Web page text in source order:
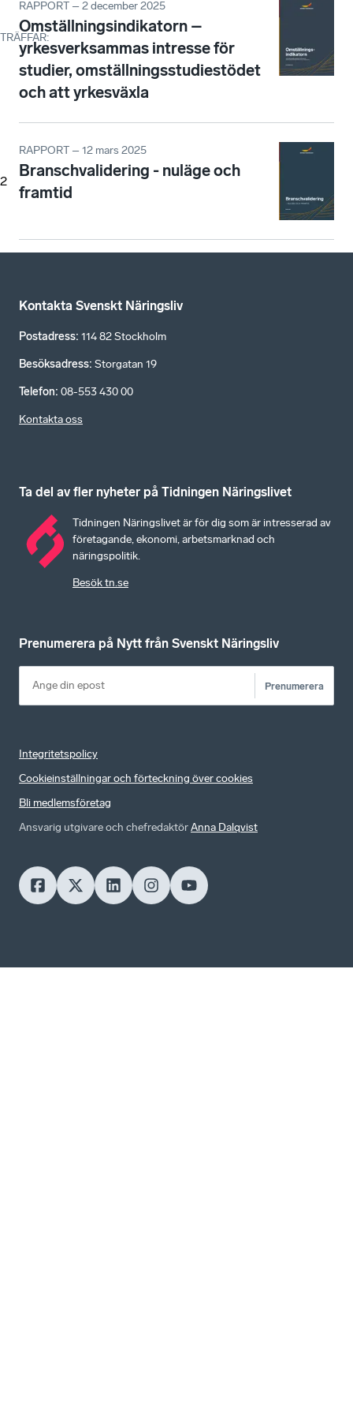
TRÄFFAR:
2
RAPPORT – 2 december 2025
Omställningsindikatorn –
yrkesverksammas intresse för
studier, omställningsstudiestödet
och att yrkesväxla
RAPPORT – 12 mars 2025
Branschvalidering - nuläge och
framtid
Kontakta Svenskt Näringsliv
Postadress: 114 82 Stockholm
Besöksadress: Storgatan 19
Telefon: 08-553 430 00
Kontakta oss
Ta del av fler nyheter på Tidningen Näringslivet
Tidningen Näringslivet är för dig som är intresserad av
företagande, ekonomi, arbetsmarknad och
näringspolitik.
Besök tn.se
Prenumerera på Nytt från Svenskt Näringsliv
Prenumerera
Integritetspolicy
Cookieinställningar och förteckning över cookies
Bli medlemsföretag
Ansvarig utgivare och chefredaktörAnna Dalqvist